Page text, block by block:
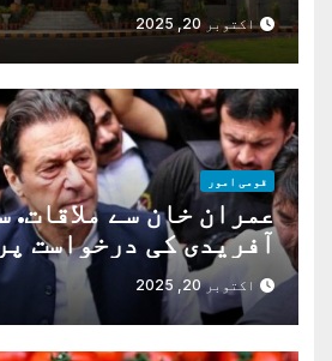
اکتوبر 20, 2025
قومی امور
عمران خان سے ملاقات.
آفریدی کی درخواست
دوراکتوبر 20, 2025